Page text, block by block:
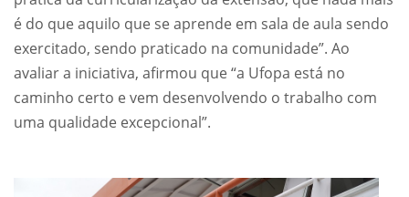
é do que aquilo que se aprende em sala de aula sendo
exercitado, sendo praticado na comunidade”. Ao
avaliar a iniciativa, afirmou que “a Ufopa está no
caminho certo e vem desenvolvendo o trabalho com
uma qualidade excepcional”.